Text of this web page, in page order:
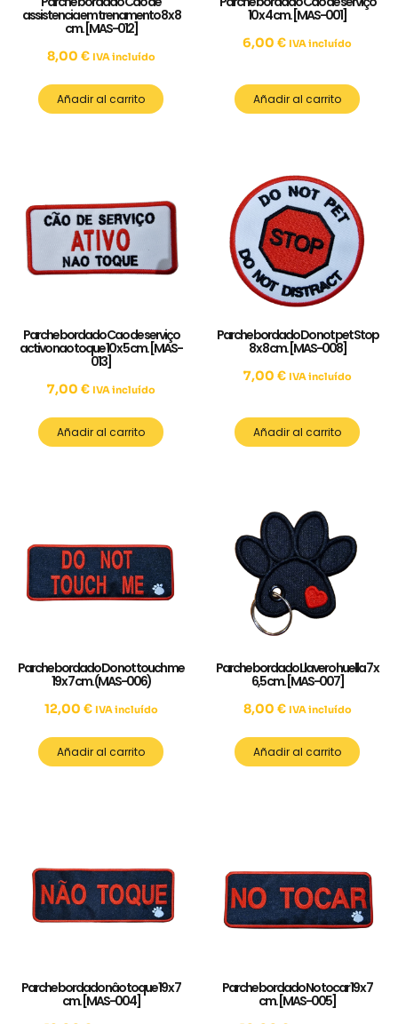
assistencia em trenamento 8 x 8
cm. [MAS-012]
8,00 € IVA incluído
Añadir al carrito
10 x 4 cm. [MAS-001]
6,00 € IVA incluído
Añadir al carrito
Parche bordado Cao de serviço
activo nao toque 10 x 5 cm. [MAS-
013]
7,00 € IVA incluído
Añadir al carrito
Parche bordado Do not pet Stop
8 x 8 cm. [MAS-008]
7,00 € IVA incluído
Añadir al carrito
Parche bordado Do not touch me
19 x 7 cm. (MAS-006)
12,00 € IVA incluído
Añadir al carrito
Parche bordado Llavero huella 7 x
6,5 cm. [MAS-007]
8,00 € IVA incluído
Añadir al carrito
Parche bordado nâo toque 19 x 7
cm. [MAS-004]
Parche bordado No tocar 19 x 7
cm. [MAS-005]